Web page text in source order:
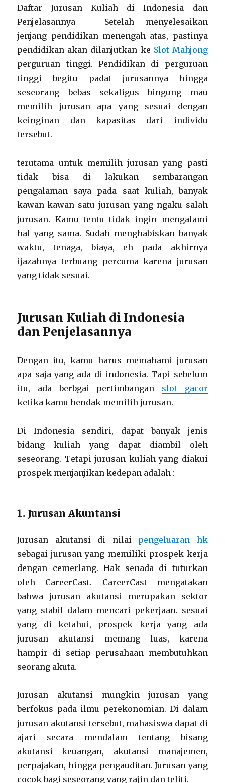
Daftar Jurusan Kuliah di Indonesia dan
Penjelasannya – Setelah menyelesaikan
jenjang pendidikan menengah atas, pastinya
pendidikan akan dilanjutkan ke Slot Mahjong
perguruan tinggi. Pendidikan di perguruan
tinggi begitu padat jurusannya hingga
seseorang bebas sekaligus bingung mau
memilih jurusan apa yang sesuai dengan
keinginan dan kapasitas dari individu
tersebut.
terutama untuk memilih jurusan yang pasti
tidak bisa di lakukan sembarangan
pengalaman saya pada saat kuliah, banyak
kawan-kawan satu jurusan yang ngaku salah
jurusan. Kamu tentu tidak ingin mengalami
hal yang sama. Sudah menghabiskan banyak
waktu, tenaga, biaya, eh pada akhirnya
ijazahnya terbuang percuma karena jurusan
yang tidak sesuai.
Jurusan Kuliah di Indonesia
dan Penjelasannya
Dengan itu, kamu harus memahami jurusan
apa saja yang ada di indonesia. Tapi sebelum
itu, ada berbgai pertimbangan slot gacor
ketika kamu hendak memilih jurusan.
Di Indonesia sendiri, dapat banyak jenis
bidang kuliah yang dapat diambil oleh
seseorang. Tetapi jurusan kuliah yang diakui
prospek menjanjikan kedepan adalah :
1. Jurusan Akuntansi
Jurusan akutansi di nilai pengeluaran hk
sebagai jurusan yang memiliki prospek kerja
dengan cemerlang. Hak senada di tuturkan
oleh CareerCast. CareerCast mengatakan
bahwa jurusan akutansi merupakan sektor
yang stabil dalam mencari pekerjaan. sesuai
yang di ketahui, prospek kerja yang ada
jurusan akutansi memang luas, karena
hampir di setiap perusahaan membutuhkan
seorang akuta.
Jurusan akutansi mungkin jurusan yang
berfokus pada ilmu perekonomian. Di dalam
jurusan akutansi tersebut, mahasiswa dapat di
ajari secara mendalam tentang bisang
akutansi keuangan, akutansi manajemen,
perpajakan, hingga pengauditan. Jurusan yang
cocok bagi seseorang yang rajin dan teliti.